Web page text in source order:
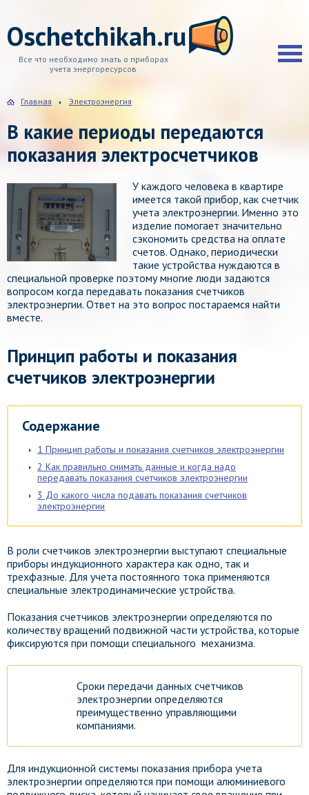
Oschetchikah.ru
Все что необходимо знать о приборах
учета энергоресурсов
Главная Электроэнергия
В какие периоды передаются
показания электросчетчиков
У каждого человека в квартире
имеется такой прибор, как счетчик
учета электроэнергии. Именно это
изделие помогает значительно
сэкономить средства на оплате
счетов. Однако, периодически
такие устройства нуждаются в
специальной проверке поэтому многие люди задаются
вопросом когда передавать показания счетчиков
электроэнергии. Ответ на это вопрос постараемся найти
вместе.
Принцип работы и показания
счетчиков электроэнергии
Содержание
1 Принцип работы и показания счетчиков электроэнергии
2 Как правильно снимать данные и когда надо
передавать показания счетчиков электроэнергии
3 До какого числа подавать показания счетчиков
электроэнергии
В роли счетчиков электроэнергии выступают специальные
приборы индукционного характера как одно, так и
трехфазные. Для учета постоянного тока применяются
специальные электродинамические устройства.
Показания счетчиков электроэнергии определяются по
количеству вращений подвижной части устройства, которые
фиксируются при помощи специального механизма.
Сроки передачи данных счетчиков
электроэнергии определяются
преимущественно управляющими
компаниями.
Для индукционной системы показания прибора учета
электроэнергии определяются при помощи алюминиевого